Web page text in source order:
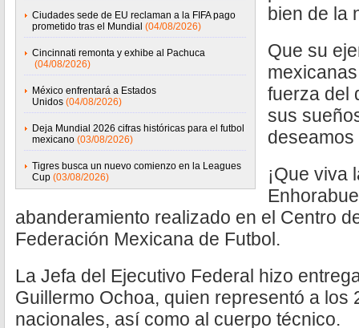
Ciudades sede de EU reclaman a la FIFA pago
prometido tras el Mundial (04/08/2026)
Cincinnati remonta y exhibe al Pachuca
(04/08/2026)
México enfrentará a Estados
Unidos (04/08/2026)
Deja Mundial 2026 cifras históricas para el futbol
mexicano (03/08/2026)
Tigres busca un nuevo comienzo en la Leagues
Cup (03/08/2026)
bien de la
Que su
fuerza del
sus
¡Que viva
abanderamiento realizado en el Centro
Federación Mexicana de Futbol.
La Jefa del Ejecutivo Federal hizo
Guillermo Ochoa, quien representó a los
nacionales, así como al cuerpo técnico.